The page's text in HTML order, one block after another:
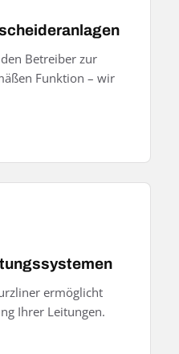
Betreiber zur
Funktion – wir
ermöglicht
Ihrer Leitungen.